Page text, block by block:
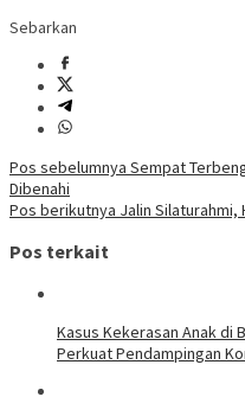
Sebarkan
Navigasi
pos
Pos sebelumnya Sempat
Dibenahi
Pos berikutnya Jalin Silaturahmi,
Pos terkait
Kasus Kekerasan Anak di
Perkuat Pendampingan